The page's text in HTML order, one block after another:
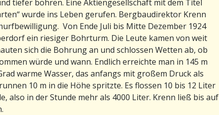
tiefer bohren. Eine Aktiengesellschaft mit dem Titel
wurde ins Leben gerufen. Bergbaudirektor Krenn
Von Ende Juli bis Mitte Dezember 1924
ein riesiger Bohrturm. Die Leute kamen von weit
sich die Bohrung an und schlossen Wetten ab, ob
würde und wann. Endlich erreichte man in 145 m
warme Wasser, das anfangs mit großem Druck als
10 m in die Höhe spritzte. Es flossen 10 bis 12 Liter
also in der Stunde mehr als 4000 Liter. Krenn ließ bis auf